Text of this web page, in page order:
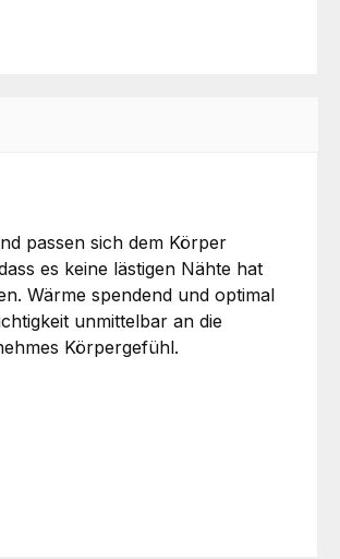
passen sich dem Körper
es keine lästigen Nähte hat
Wärme spendend und optimal
unmittelbar an die
Körpergefühl.